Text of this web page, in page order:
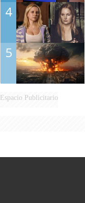
4
5
Espacio Publicitario